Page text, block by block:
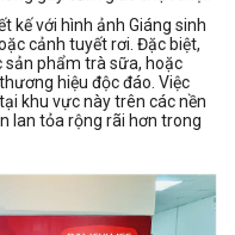
kế với hình ảnh Giáng sinh
cảnh tuyết rơi. Đặc biệt,
sản phẩm trà sữa, hoặc
hiệu độc đáo. Việc
khu vực này trên các nền
lan tỏa rộng rãi hơn trong